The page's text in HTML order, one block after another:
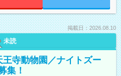
掲載日：2026.08.10
未読
寺動物園／ナイトズー
集！